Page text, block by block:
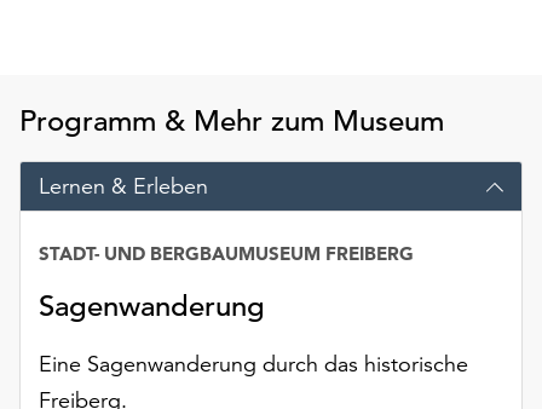
der
die
Schaltfläche
Einstellungen“
Verfügung.
Cookies
werden
Programm & Mehr zum Museum
Lernen & Erleben
Sagenwanderung
STADT- UND BERGBAUMUSEUM FREIBERG
Eine Sagenwanderung durch das historische
Freiberg.